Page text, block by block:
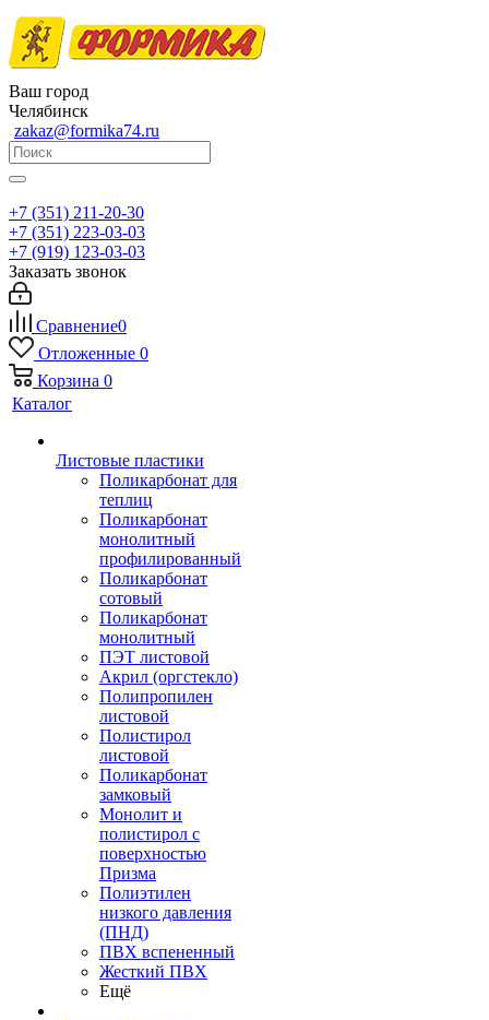
Ваш город
Челябинск
zakaz@formika74.ru
+7 (351) 211-20-30
+7 (351) 223-03-03
+7 (919) 123-03-03
Заказать звонок
Сравнение0
Отложенные 0
Корзина 0
Каталог
Листовые пластики
Поликарбонат для
теплиц
Поликарбонат
монолитный
профилированный
Поликарбонат
сотовый
Поликарбонат
монолитный
ПЭТ листовой
Акрил (оргстекло)
Полипропилен
листовой
Полистирол
листовой
Поликарбонат
замковый
Монолит и
полистирол с
поверхностью
Призма
Полиэтилен
низкого давления
(ПНД)
ПВХ вспененный
Жесткий ПВХ
Ещё